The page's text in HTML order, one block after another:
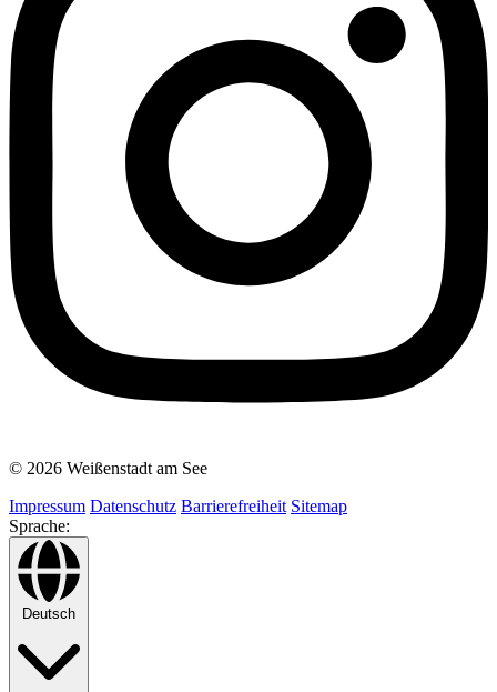
© 2026 Weißenstadt am See
Impressum Datenschutz Barrierefreiheit Sitemap
Sprache:
Deutsch